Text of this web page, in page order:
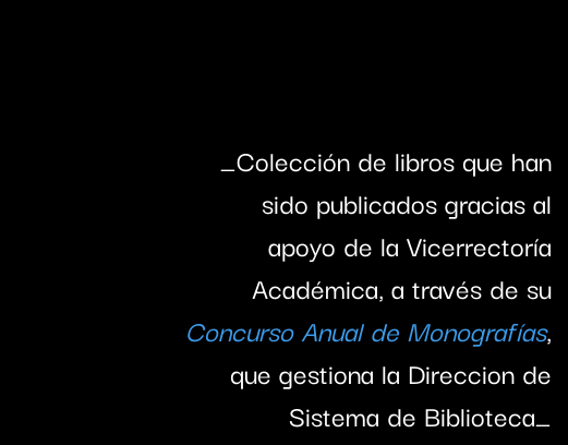
_Colección de libros que han
sido publicados gracias al
apoyo de la Vicerrectoría
Académica, a través de su
Concurso Anual de Monografías,
que gestiona la Direccion de
Sistema de Biblioteca_